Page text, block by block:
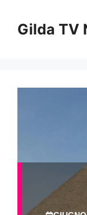
contenuto
Gilda TV